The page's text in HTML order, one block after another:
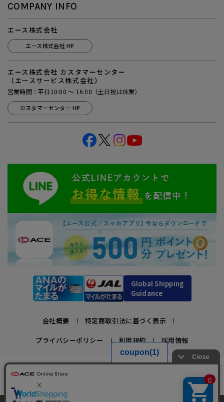
COMPANY INFO
エース株式会社
エース株式会社 HP
エース株式会社 カスタマーセンター
（エースサービス株式会社）
営業時間：平日10:00 ～ 16:00（土日祝は休業）
カスタマーセンター HP
Global Shipping
Guidance
会社概要 特定商取引法に基づく表示
プライバシーポリシー 利用規約 採用情報
かばんの総合メーカー、エース公式サイト
スーツケースビジネスバッグ直営店ならではの豊富なラインナップでご紹介！
充実のアフターサービス・豊富な品揃え・安心のメーカー直営ストア